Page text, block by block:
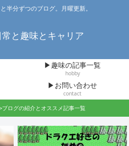
半分ずつのブログ。月曜更新。
と趣味とキャリア
▶趣味の記事一覧
hobby
▶お問い合わせ
contact
ブログの紹介とオススメ記事一覧